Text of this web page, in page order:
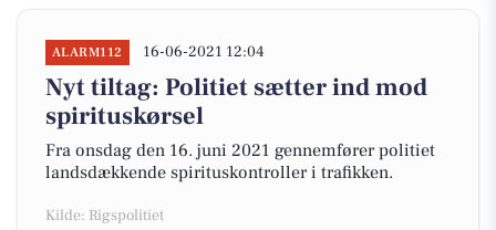
ALARM112 16-06-2021 12:04
Nyt tiltag: Politiet sætter ind mod
spirituskørsel
Fra onsdag den 16. juni 2021 gennemfører politiet
landsdækkende spirituskontroller i trafikken.
Kilde: Rigspolitiet